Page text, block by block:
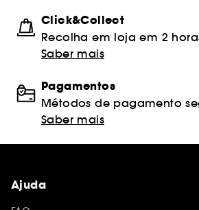
Click&Collect
Recolha em loja em 2
Saber mais
Pagamentos
Métodos de pagamento
Saber mais
Ajuda